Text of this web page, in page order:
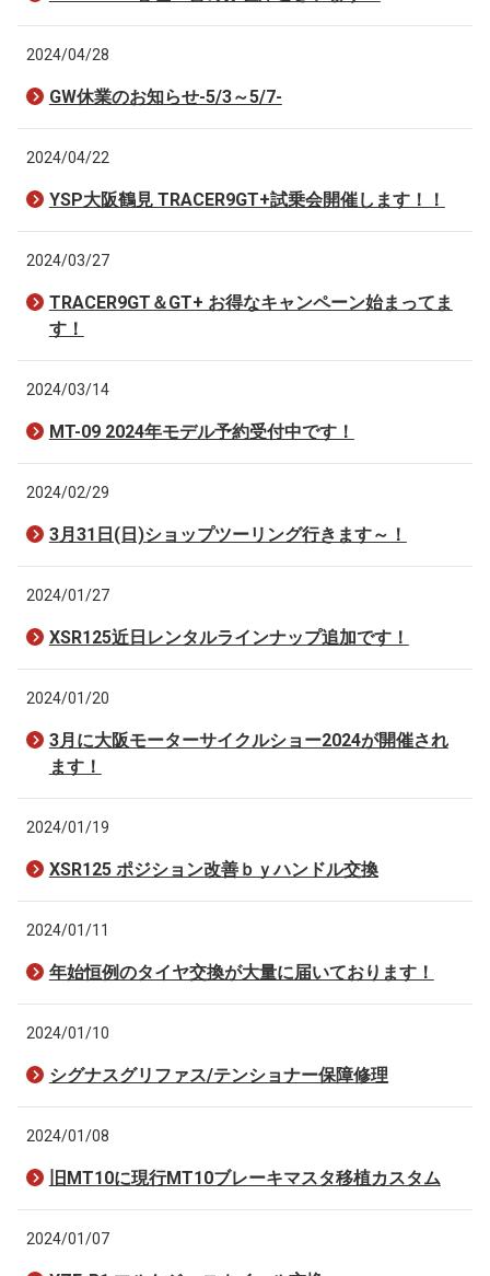
2024/04/28
GW休業のお知らせ-5/3～5/7-
2024/04/22
YSP大阪鶴見 TRACER9GT+試乗会開催します！！
2024/03/27
TRACER9GT＆GT+ お得なキャンペーン始まってま
す！
2024/03/14
MT-09 2024年モデル予約受付中です！
2024/02/29
3月31日(日)ショップツーリング行きます～！
2024/01/27
XSR125近日レンタルラインナップ追加です！
2024/01/20
3月に大阪モーターサイクルショー2024が開催され
ます！
2024/01/19
XSR125 ポジション改善ｂｙハンドル交換
2024/01/11
年始恒例のタイヤ交換が大量に届いております！
2024/01/10
シグナスグリファス/テンショナー保障修理
2024/01/08
旧MT10に現行MT10ブレーキマスタ移植カスタム
2024/01/07